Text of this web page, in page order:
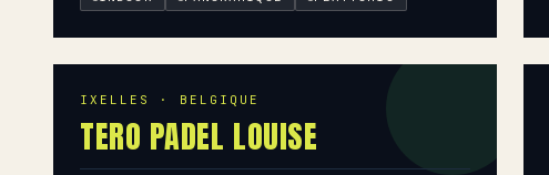
IXELLES · BELGIQUE
TERO PADEL LOUISE